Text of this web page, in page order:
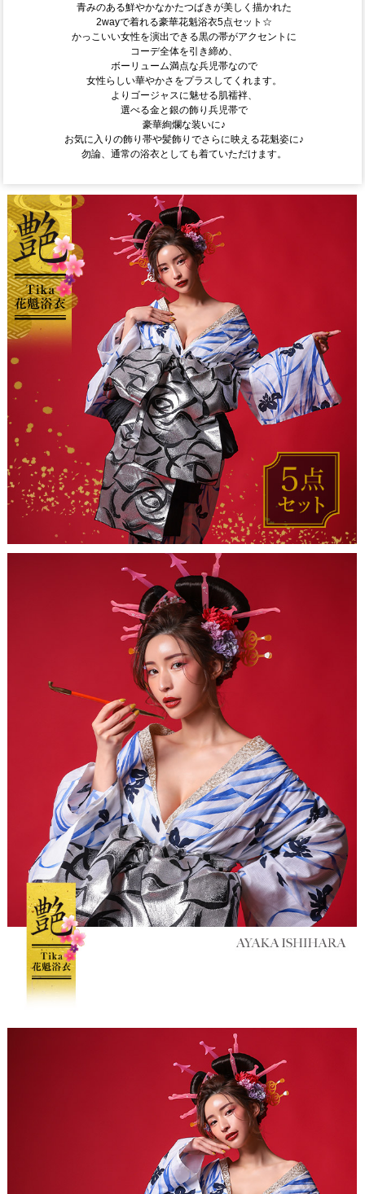
青みのある鮮やかなかたつばきが美しく描かれた
2wayで着れる豪華花魁浴衣5点セット☆
かっこいい女性を演出できる黒の帯がアクセントに
コーデ全体を引き締め、
ボーリューム満点な兵児帯なので
女性らしい華やかさをプラスしてくれます。
よりゴージャスに魅せる肌襦袢、
選べる金と銀の飾り兵児帯で
豪華絢爛な装いに♪
お気に入りの飾り帯や髪飾りでさらに映える花魁姿に♪
勿論、通常の浴衣としても着ていただけます。